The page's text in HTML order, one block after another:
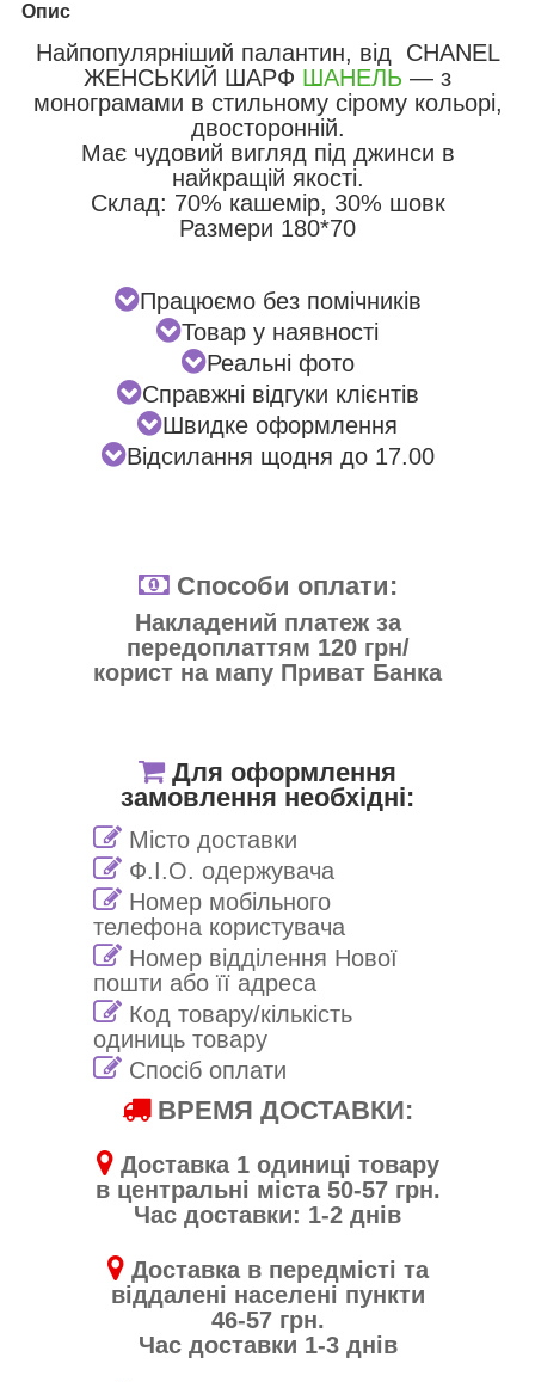
Опис
Найпопулярніший палантин, від CHANEL
ЖЕНСЬКИЙ ШАРФ ШАНЕЛЬ — з
монограмами в стильному сірому кольорі,
двосторонній.
Має чудовий вигляд під джинси в
найкращій якості.
Склад: 70% кашемір, 30% шовк
Размери 180*70
Працюємо без помічників
Товар у наявності
Реальні фото
Справжні відгуки клієнтів
Швидке оформлення
Відсилання щодня до 17.00
Способи оплати:
Накладений платеж за
передоплаттям 120 грн/
корист на мапу Приват Банка
Для оформлення
замовлення необхідні:
Місто доставки
Ф.І.О. одержувача
Номер мобільного
телефона користувача
Номер відділення Нової
пошти або її адреса
Код товару/кількість
одиниць товару
Спосіб оплати
ВРЕМЯ ДОСТАВКИ:
Доставка 1 одиниці товару
в центральні міста 50-57 грн.
Час доставки: 1-2 днів
Доставка в передмісті та
віддалені населені пункти
46-57 грн.
Час доставки 1-3 днів